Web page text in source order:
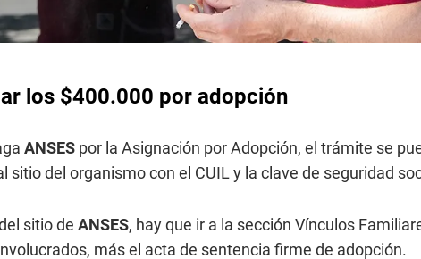
los $400.000 por adopción
ANSES por la Asignación por Adopción, el trámite se
sitio del organismo con el CUIL y la clave de seguridad
sitio de ANSES, hay que ir a la sección Vínculos
más el acta de sentencia firme de adopción.